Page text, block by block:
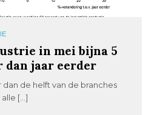
in mei bijna 5
dan jaar eerder
dan de helft van de branches
[…]